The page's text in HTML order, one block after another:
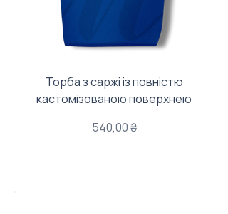
Торба з саржі із повністю
кастомізованою поверхнею
Цена
540,00 ₴